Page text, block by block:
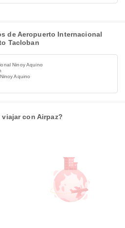
de Aeropuerto Internacional
Tacloban
Ninoy Aquino
Aquino
viajar con Airpaz?